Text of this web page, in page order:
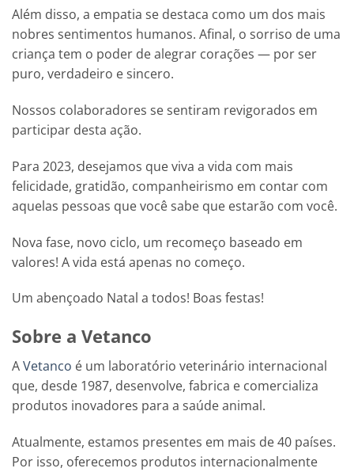
Além disso, a empatia se destaca como um dos mais
nobres sentimentos humanos. Afinal, o sorriso de uma
criança tem o poder de alegrar corações — por ser
puro, verdadeiro e sincero.
Nossos colaboradores se sentiram revigorados em
participar desta ação.
Para 2023, desejamos que viva a vida com mais
felicidade, gratidão, companheirismo em contar com
aquelas pessoas que você sabe que estarão com você.
Nova fase, novo ciclo, um recomeço baseado em
valores! A vida está apenas no começo.
Um abençoado Natal a todos! Boas festas!
Sobre a Vetanco
AVetanco é um laboratório veterinário internacional
que, desde 1987, desenvolve, fabrica e comercializa
produtos inovadores para a saúde animal.
Atualmente, estamos presentes em mais de 40 países.
Por isso, oferecemos produtos internacionalmente